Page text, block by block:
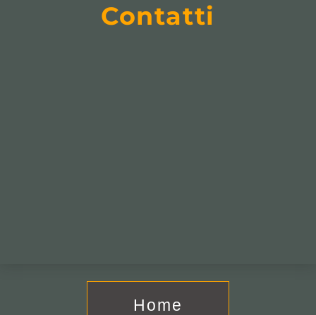
Home
Contatti